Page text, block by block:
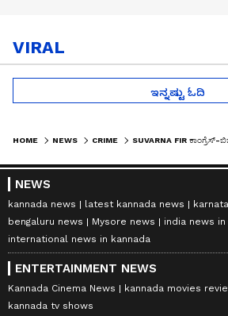
VIRAL
ಇನ್ನಷ್ಟು ಓದಿ
HOME NEWS CRIME
NEWS
kannada news latest kannada news
bengaluru news
Mysore news
india news in
international news in kannada
ENTERTAINMENT NEWS
Kannada Cinema News kannada movies
kannada tv shows